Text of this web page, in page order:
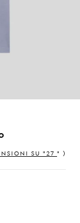
SU "27 " )